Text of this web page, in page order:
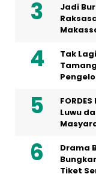
Jadi
Tak
Luwu
Drama
Tiket